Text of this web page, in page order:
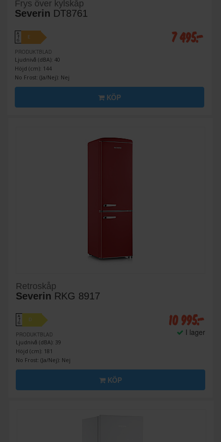
Frys över kylskåp
Severin DT8761
A
↑
G
E
PRODUKTBLAD
Ljudnivå (dBA): 40
Höjd (cm): 144
No Frost: (Ja/Nej): Nej
7 495:-
KÖP
Retroskåp
Severin RKG 8917
A
↑
G
D
PRODUKTBLAD
Ljudnivå (dBA): 39
Höjd (cm): 181
No Frost: (Ja/Nej): Nej
10 995:-
I lager
KÖP